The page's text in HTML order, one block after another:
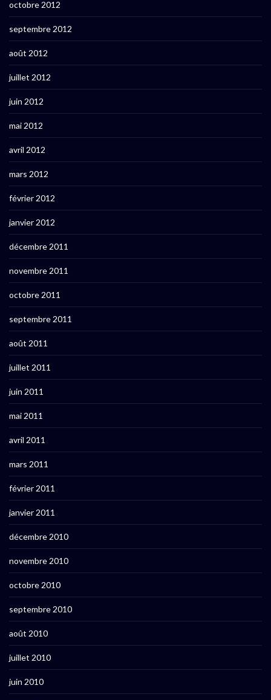
octobre 2012
septembre 2012
août 2012
juillet 2012
juin 2012
mai 2012
avril 2012
mars 2012
février 2012
janvier 2012
décembre 2011
novembre 2011
octobre 2011
septembre 2011
août 2011
juillet 2011
juin 2011
mai 2011
avril 2011
mars 2011
février 2011
janvier 2011
décembre 2010
novembre 2010
octobre 2010
septembre 2010
août 2010
juillet 2010
juin 2010